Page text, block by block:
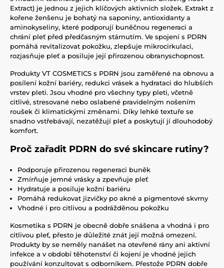
Extract) je jednou z jejich klíčových aktivních složek. Extrakt z
kořene ženšenu je bohatý na saponiny, antioxidanty a
aminokyseliny, které podporují buněčnou regeneraci a
chrání pleť před předčasným stárnutím. Ve spojení s PDRN
pomáhá revitalizovat pokožku, zlepšuje mikrocirkulaci,
rozjasňuje pleť a posiluje její přirozenou obranyschopnost.
Produkty VT COSMETICS s PDRN jsou zaměřené na obnovu a
posílení kožní bariéry, redukci vrásek a hydrataci do hlubších
vrstev pleti. Jsou vhodné pro všechny typy pleti, včetně
citlivé, stresované nebo oslabené pravidelným nošením
roušek či klimatickými změnami. Díky lehké textuře se
snadno vstřebávají, nezatěžují pleť a poskytují jí dlouhodobý
komfort.
Proč zařadit PDRN do své skincare rutiny?
Podporuje přirozenou regeneraci buněk
Zmírňuje jemné vrásky a zpevňuje pleť
Hydratuje a posiluje kožní bariéru
Pomáhá redukovat jizvičky po akné a pigmentové skvrny
Vhodné i pro citlivou a podrážděnou pokožku
Kosmetika s PDRN je obecně dobře snášena a vhodná i pro
citlivou pleť, přesto je důležité znát její možná omezení.
Produkty by se neměly nanášet na otevřené rány ani aktivní
infekce a v období těhotenství či kojení je vhodné jejich
používání konzultovat s odborníkem. Přestože PDRN dobře